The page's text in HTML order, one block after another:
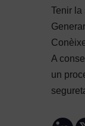
Tenir la
A
un